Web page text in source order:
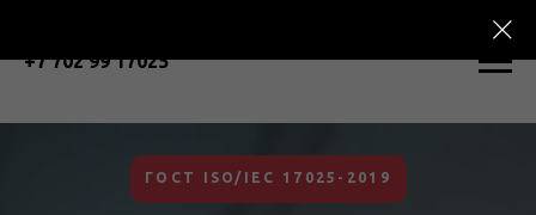
+7 702 99 17025
ГОСТ ISO/IEC 17025-2019